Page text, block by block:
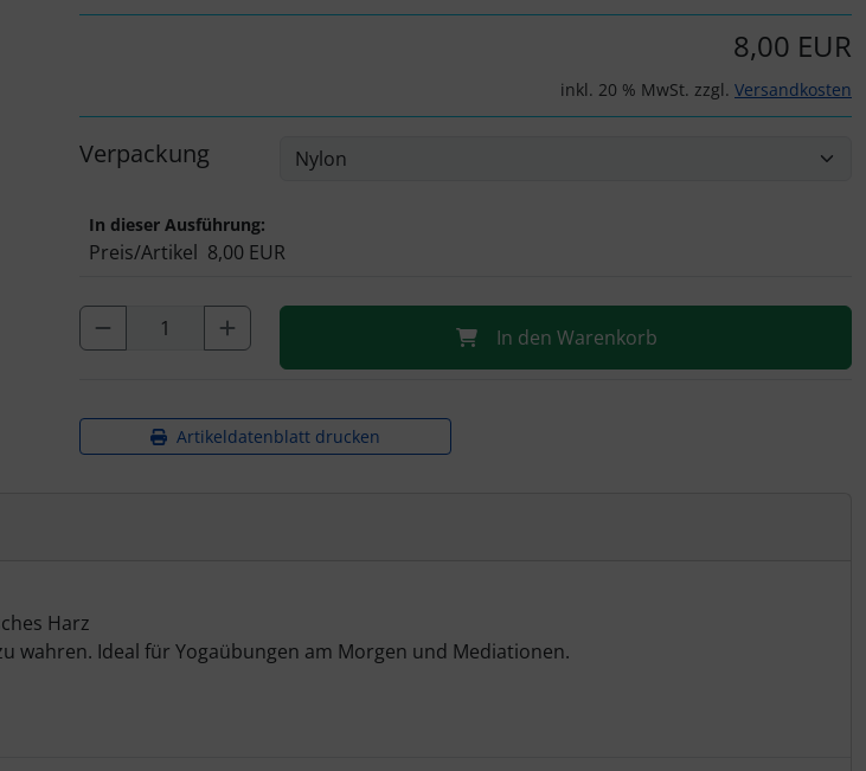
8,00 EUR
inkl. 20 % MwSt. zzgl. Versandkosten
Verpackung
In dieser Ausführung:
Preis/Artikel 8,00 EUR
In den Warenkorb
Artikeldatenblatt drucken
Harz
wahren. Ideal für Yogaübungen am Morgen und Mediationen.